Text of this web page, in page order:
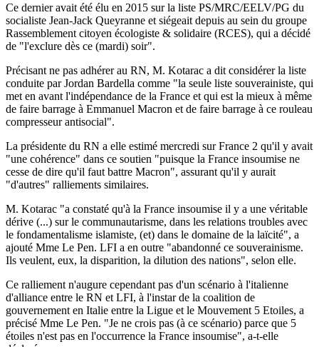
Ce dernier avait été élu en 2015 sur la liste PS/MRC/EELV/PG du
socialiste Jean-Jack Queyranne et siégeait depuis au sein du groupe
Rassemblement citoyen écologiste & solidaire (RCES), qui a décidé
de "l'exclure dès ce (mardi) soir".
Précisant ne pas adhérer au RN, M. Kotarac a dit considérer la liste
conduite par Jordan Bardella comme "la seule liste souverainiste, qui
met en avant l'indépendance de la France et qui est la mieux à même
de faire barrage à Emmanuel Macron et de faire barrage à ce rouleau
compresseur antisocial".
La présidente du RN a elle estimé mercredi sur France 2 qu'il y avait
"une cohérence" dans ce soutien "puisque la France insoumise ne
cesse de dire qu'il faut battre Macron", assurant qu'il y aurait
"d'autres" ralliements similaires.
M. Kotarac "a constaté qu'à la France insoumise il y a une véritable
dérive (...) sur le communautarisme, dans les relations troubles avec
le fondamentalisme islamiste, (et) dans le domaine de la laïcité", a
ajouté Mme Le Pen. LFI a en outre "abandonné ce souverainisme.
Ils veulent, eux, la disparition, la dilution des nations", selon elle.
Ce ralliement n'augure cependant pas d'un scénario à l'italienne
d'alliance entre le RN et LFI, à l'instar de la coalition de
gouvernement en Italie entre la Ligue et le Mouvement 5 Etoiles, a
précisé Mme Le Pen. "Je ne crois pas (à ce scénario) parce que 5
étoiles n'est pas en l'occurrence la France insoumise", a-t-elle